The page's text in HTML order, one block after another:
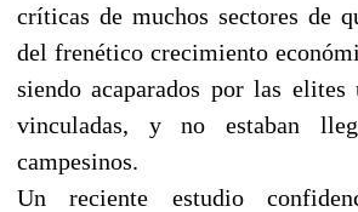
críticas de muchos sectores de
del frenético crecimiento
siendo acaparados por las elites
vinculadas, y no estaban
campesinos.
Un reciente estudio